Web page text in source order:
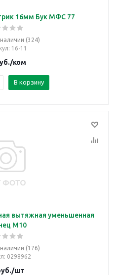
16мм Бук МФС 77
наличии (324)
: 16-11
/ком
В корзину
вытяжная уменьшенная
М10
наличии (176)
: 0298962
/шт